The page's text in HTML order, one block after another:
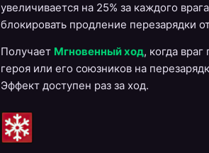
увеличивается на 25% за каждого
блокировать продление перезарядки
Получает Мгновенный ход, когда
героя или его союзников на
Эффект доступен раз за ход.